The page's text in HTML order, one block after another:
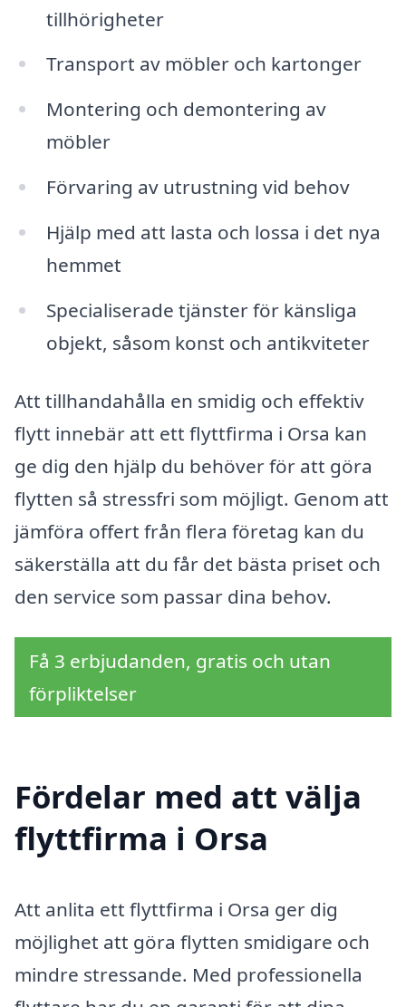
tillhörigheter
Transport av möbler och kartonger
Montering och demontering av
möbler
Förvaring av utrustning vid behov
Hjälp med att lasta och lossa i det nya
hemmet
Specialiserade tjänster för känsliga
objekt, såsom konst och antikviteter
Att tillhandahålla en smidig och effektiv
flytt innebär att ett flyttfirma i Orsa kan
ge dig den hjälp du behöver för att göra
flytten så stressfri som möjligt. Genom att
jämföra offert från flera företag kan du
säkerställa att du får det bästa priset och
den service som passar dina behov.
Få 3 erbjudanden, gratis och utan
förpliktelser
Fördelar med att välja
flyttfirma i Orsa
Att anlita ett flyttfirma i Orsa ger dig
möjlighet att göra flytten smidigare och
mindre stressande. Med professionella